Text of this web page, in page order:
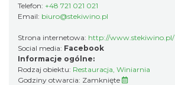
Telefon: +48 721 021 021
Email: biuro@stekiwino.pl
Strona internetowa: http://www.stekiwino.pl/
Social media: Facebook
Informacje ogólne:
Rodzaj obiektu: Restauracja, Winiarnia
Godziny otwarcia: Zamknięte